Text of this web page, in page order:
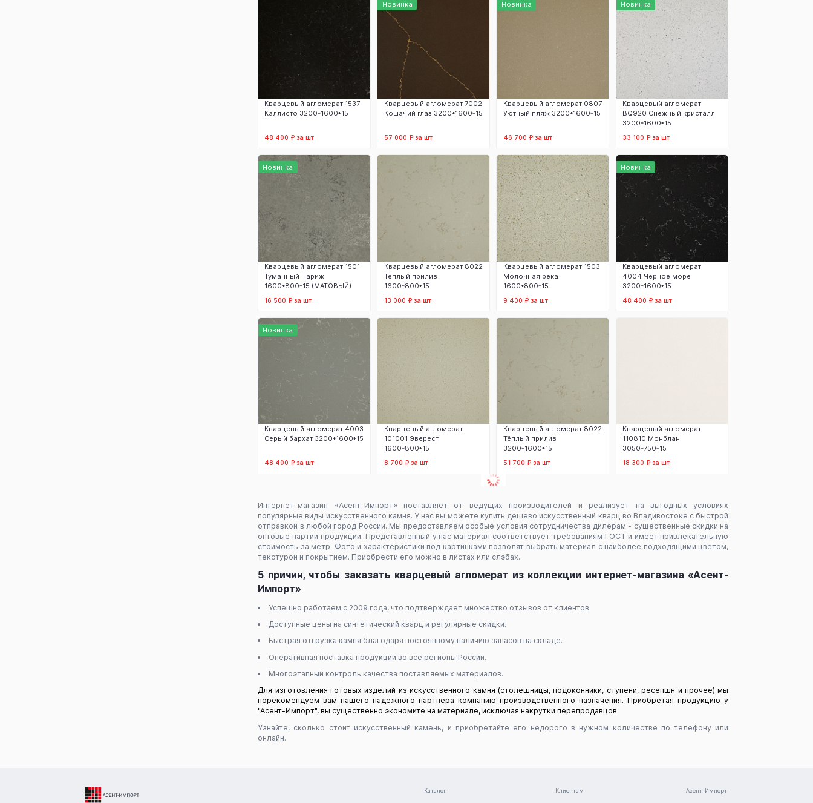
Кварцевый агломерат 1537
Каллисто 3200*1600*15
48 400 ₽ за шт
В корзину
Новинка
Кварцевый агломерат 7002
Кошачий глаз 3200*1600*15
57 000 ₽ за шт
В корзину
Новинка
Кварцевый агломерат 0807
Уютный пляж 3200*1600*15
46 700 ₽ за шт
В корзину
Новинка
Кварцевый агломерат
BQ920 Снежный кристалл
3200*1600*15
33 100 ₽ за шт
В корзину
Новинка
Кварцевый агломерат 1501
Туманный Париж
1600*800*15 (МАТОВЫЙ)
16 500 ₽ за шт
В корзину
Кварцевый агломерат 8022
Тёплый прилив
1600*800*15
13 000 ₽ за шт
Кварцевый агломерат 1503
Молочная река
1600*800*15
9 400 ₽ за шт
В корзину
Новинка
Кварцевый агломерат
4004 Чёрное море
3200*1600*15
48 400 ₽ за шт
Новинка
Кварцевый агломерат 4003
Серый бархат 3200*1600*15
48 400 ₽ за шт
Кварцевый агломерат
101001 Эверест
1600*800*15
8 700 ₽ за шт
Кварцевый агломерат 8022
Тёплый прилив
3200*1600*15
51 700 ₽ за шт
Кварцевый агломерат
110810 Монблан
3050*750*15
18 300 ₽ за шт
Интернет-магазин «Асент-Импорт» поставляет от ведущих производителей и реализует на выгодных условиях
популярные виды искусственного камня. У нас вы можете купить дешево искусственный кварц во Владивостоке с быстрой
отправкой в любой город России. Мы предоставляем особые условия сотрудничества дилерам - существенные скидки на
оптовые партии продукции. Представленный у нас материал соответствует требованиям ГОСТ и имеет привлекательную
стоимость за метр. Фото и характеристики под картинками позволят выбрать материал с наиболее подходящими цветом,
текстурой и покрытием. Приобрести его можно в листах или слэбах.
5 причин, чтобы заказать кварцевый агломерат из коллекции интернет-магазина «Асент-
Импорт»
Успешно работаем с 2009 года, что подтверждает множество отзывов от клиентов.
Доступные цены на синтетический кварц и регулярные скидки.
Быстрая отгрузка камня благодаря постоянному наличию запасов на складе.
Оперативная поставка продукции во все регионы России.
Многоэтапный контроль качества поставляемых материалов.
Для изготовления готовых изделий из искусственного камня (столешницы, подоконники, ступени, ресепшн и прочее) мы
порекомендуем вам нашего надежного партнера-компанию производственного назначения. Приобретая продукцию у
"Асент-Импорт", вы существенно экономите на материале, исключая накрутки перепродавцов.
Узнайте, сколько стоит искусственный камень, и приобретайте его недорого в нужном количестве по телефону или
онлайн.
Каталог Клиентам Асент-Импорт